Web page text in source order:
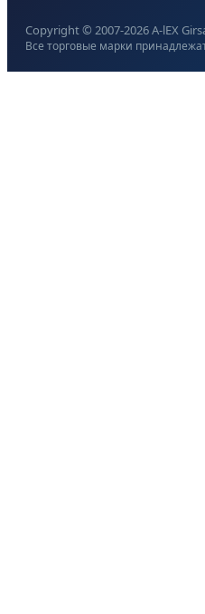
Copyright © 2007-2026A-lEX
Все торговые марки